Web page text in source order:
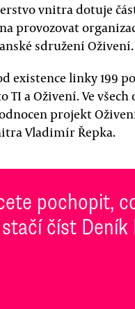
vnitra dotuje
provozovat
sdružení
existence linky 199
TI a Oživení. Ve
projekt
Vladimír Řepka.
pochopit,
číst